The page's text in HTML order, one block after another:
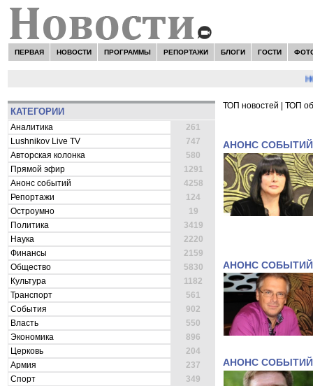
ПЕРВАЯ НОВОСТИ ПРОГРАММЫ РЕПОРТАЖИ БЛОГИ ГОСТИ
КАТЕГОРИИ
Аналитика
261
Lushnikov Live TV
747
Авторская колонка
580
Прямой эфир
1291
Анонс событий
4258
Репортажи
124
Остроумно
19
Политика
3419
Наука
2220
Финансы
2159
Общество
5830
Культура
1182
Транспорт
561
События
902
Власть
550
Экономика
896
Церковь
204
Армия
237
Спорт
349
ТОП новостей ТОП
АНОНС СОБЫТИЙ
АНОНС СОБЫТИЙ
АНОНС СОБЫТИЙ